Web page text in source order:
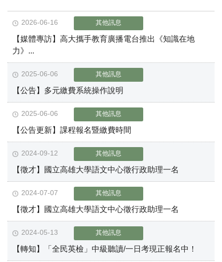
2026-06-16 其他訊息
【媒體專訪】高大攜手教育廣播電台推出《知識在地
力》...
2025-06-06 其他訊息
【公告】多元繳費系統操作說明
2025-06-06 其他訊息
【公告更新】課程報名暨繳費時間
2024-09-12 其他訊息
【徵才】國立高雄大學語文中心徵行政助理一名
2024-07-07 其他訊息
【徵才】國立高雄大學語文中心徵行政助理一名
2024-05-13 其他訊息
【轉知】「全民英檢」中級聽讀/一日考現正報名中！